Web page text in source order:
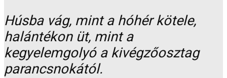
Húsba vág, mint a hóhér kötele,
halántékon üt, mint a
kegyelemgolyó a kivégzőosztag
parancsnokától.